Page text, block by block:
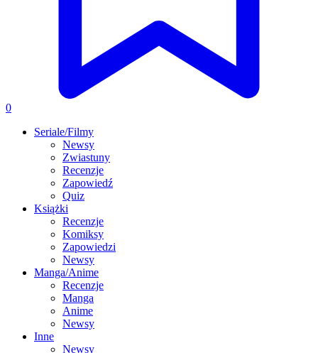
0
Seriale/Filmy
Newsy
Zwiastuny
Recenzje
Zapowiedź
Quiz
Książki
Recenzje
Komiksy
Zapowiedzi
Newsy
Manga/Anime
Recenzje
Manga
Anime
Newsy
Inne
Newsy